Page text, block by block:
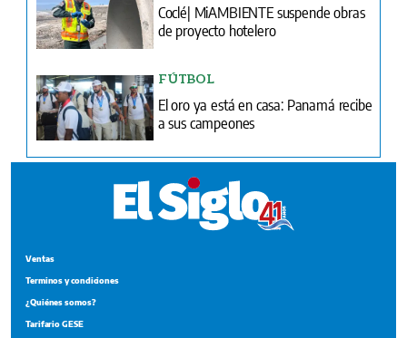
Coclé| MiAMBIENTE suspende obras
de proyecto hotelero
FÚTBOL
El oro ya está en casa: Panamá recibe
a sus campeones
Ventas
Terminos y condiciones
¿Quiénes somos?
Tarifario GESE